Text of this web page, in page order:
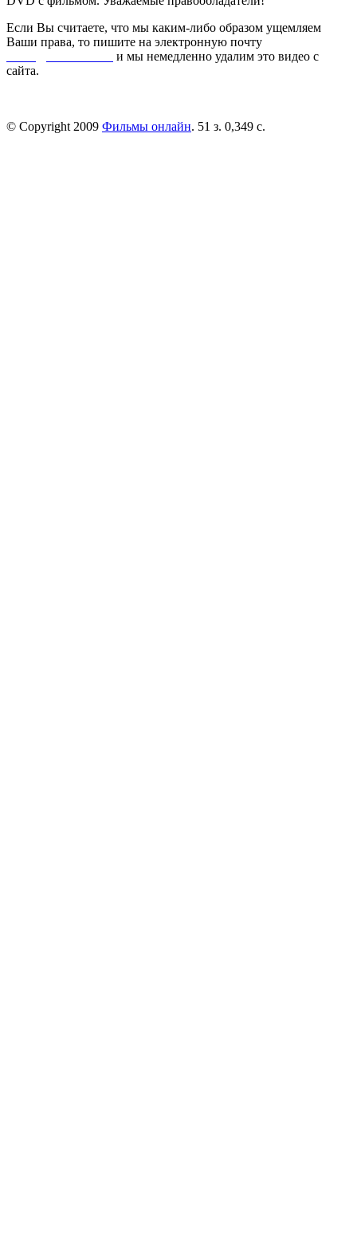
Если Вы считаете, что мы каким-либо образом ущемляем
Ваши права, то пишите на электронную почту
и мы немедленно удалим это видео с
сайта.
© Copyright 2009 Фильмы онлайн. 51 з. 0,349 с.